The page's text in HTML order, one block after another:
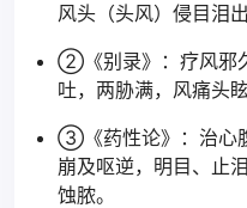
风头（头风）侵目泪
②《别录》：疗风邪
吐，两胁满，风痛头眩
③《药性论》：治心
崩及呕逆，明目、止
蚀脓。